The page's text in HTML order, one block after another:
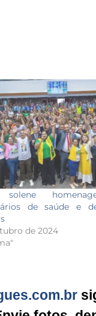
solene
de saúde e
de 2024